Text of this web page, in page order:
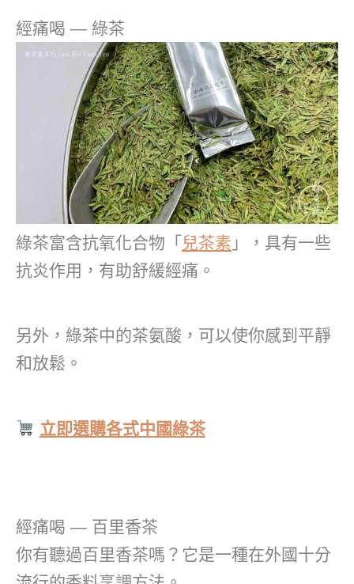
經痛喝 — 綠茶
綠茶富含抗氧化合物「 兒茶素 」，具有一些
抗炎作用，有助舒緩經痛。
另外，綠茶中的茶氨酸，可以使你感到平靜
和放鬆。
立即選購各式中國綠茶
經痛喝 — 百里香茶
你有聽過百里香茶嗎？它是一種在外國十分